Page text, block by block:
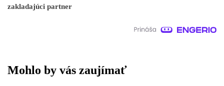
zakladajúci partner
Mohlo by vás zaujímať